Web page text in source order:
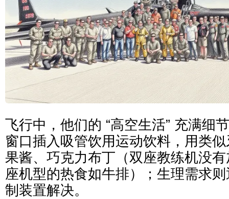
飞行中，他们的 “高空生活” 充满细
窗口插入吸管饮用运动饮料，用类
果酱、巧克力布丁（双座教练机没
座机型的热食如牛排）；生理需求
制装置解决。